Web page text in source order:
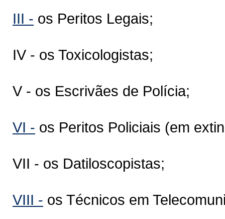
III - os Peritos Legais;
IV - os Toxicologistas;
V - os Escrivães de Polícia;
VI - os Peritos Policiais (em
VII - os Datiloscopistas;
VIII - os Técnicos em